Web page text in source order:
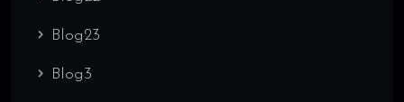
Blog23
Blog3